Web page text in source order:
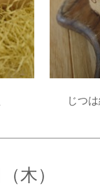
じつ
木）